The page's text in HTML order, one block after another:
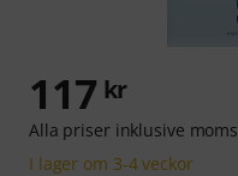
117 kr
Alla priser inklusive moms
I lager om 3-4 veckor